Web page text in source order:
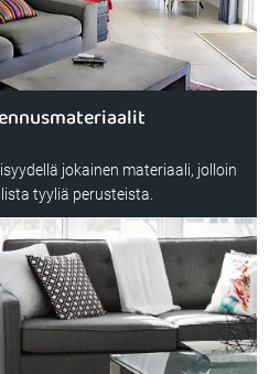
jokainen materiaali, jolloin
tyyliä perusteista.